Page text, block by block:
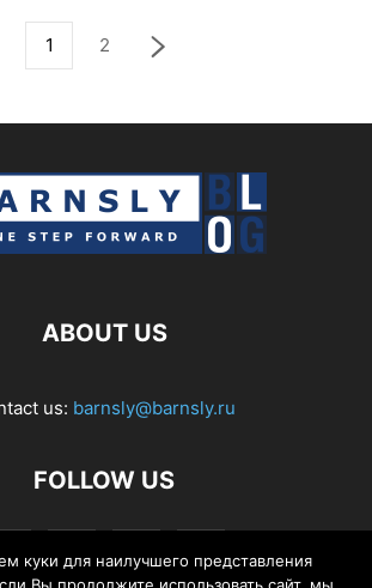
1 2
ABOUT US
us: barnsly@barnsly.ru
FOLLOW US
куки для наилучшего представления